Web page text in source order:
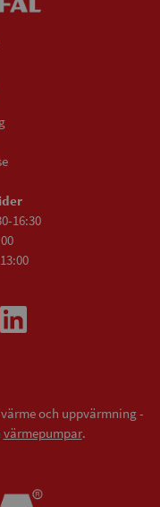
16:30
och uppvärmning -
värmepumpar.